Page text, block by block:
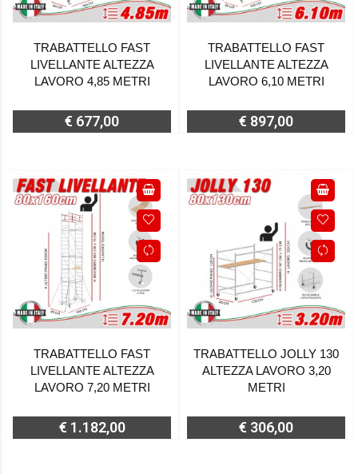
TRABATTELLO FAST
LIVELLANTE ALTEZZA
LAVORO 4,85 METRI
€ 677,00
TRABATTELLO FAST
LIVELLANTE ALTEZZA
LAVORO 6,10 METRI
€ 897,00
TRABATTELLO FAST
LIVELLANTE ALTEZZA
LAVORO 7,20 METRI
€ 1.182,00
TRABATTELLO JOLLY 130
ALTEZZA LAVORO 3,20
METRI
€ 306,00